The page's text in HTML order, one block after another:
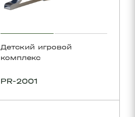
Детский игровой
комплекс
PR-2001